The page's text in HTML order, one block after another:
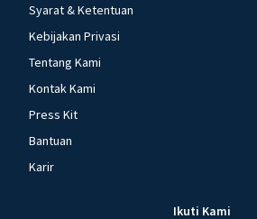
Syarat & Ketentuan
Kebijakan Privasi
Tentang Kami
Kontak Kami
Press Kit
Bantuan
Karir
Ikuti Kami